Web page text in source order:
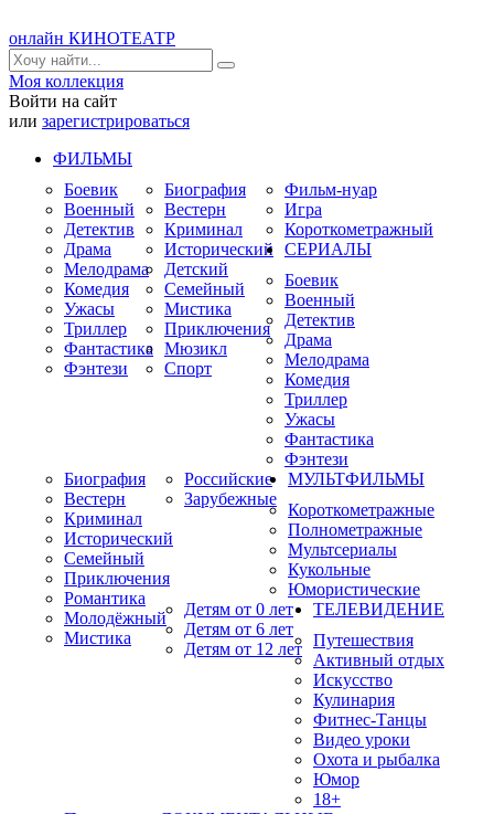
онлайн КИНОТЕАТР
Моя коллекция
Войти на сайт
или зарегистрироваться
ФИЛЬМЫ
Боевик
Военный
Детектив
Драма
Мелодрама
Комедия
Ужасы
Триллер
Фантастика
Фэнтези
Биография
Вестерн
Криминал
Исторический
Детский
Семейный
Мистика
Приключения
Мюзикл
Спорт
Фильм-нуар
Игра
Короткометражный
СЕРИАЛЫ
Боевик
Военный
Детектив
Драма
Мелодрама
Комедия
Триллер
Ужасы
Фантастика
Фэнтези
Биография
Вестерн
Криминал
Исторический
Семейный
Приключения
Романтика
Молодёжный
Мистика
Российские
Зарубежные
МУЛЬТФИЛЬМЫ
Короткометражные
Полнометражные
Мультсериалы
Кукольные
Юмористические
Детям от 0 лет
Детям от 6 лет
Детям от 12 лет
ТЕЛЕВИДЕНИЕ
Путешествия
Активный отдых
Искусство
Кулинария
Фитнес-Танцы
Видео уроки
Охота и рыбалка
Юмор
18+